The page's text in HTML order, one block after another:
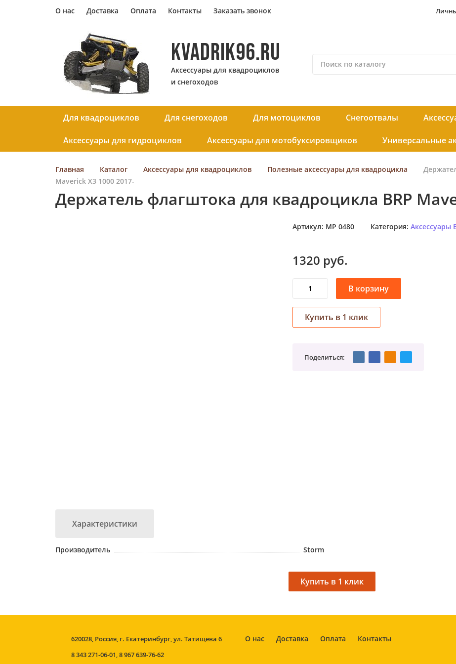
О нас Доставка Оплата Контакты Заказать звонок
KVADRIK96.RU
Аксессуары для квадроциклов
и снегоходов
к
п
к
а
т
о
у
Для квадроциклов Для снегоходов Для мотоциклов Снегоотвалы
Аксессуары для гидроциклов Аксессуары для мотобуксировщиков Универсальные
Главная Каталог Аксессуары для квадроциклов Полезные аксессуары для квадроцикла
Maverick X3 1000 2017-
Держатель флагштока для квадроцикла BRP
Артикул: MP 0480 Категория: Аксессуары
1320 руб.
Поделиться:
Характеристики
Производитель Storm
620028, Россия, г. Екатеринбург, ул. Татищева 6
8 343 271-06-01,8 967 639-76-62
О нас Доставка Оплата Контакты